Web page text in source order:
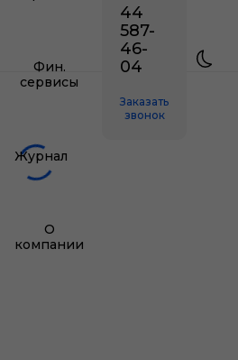
Фин.
сервисы
Журнал
О
компании
44
587-
46-
04
Заказать
звонок